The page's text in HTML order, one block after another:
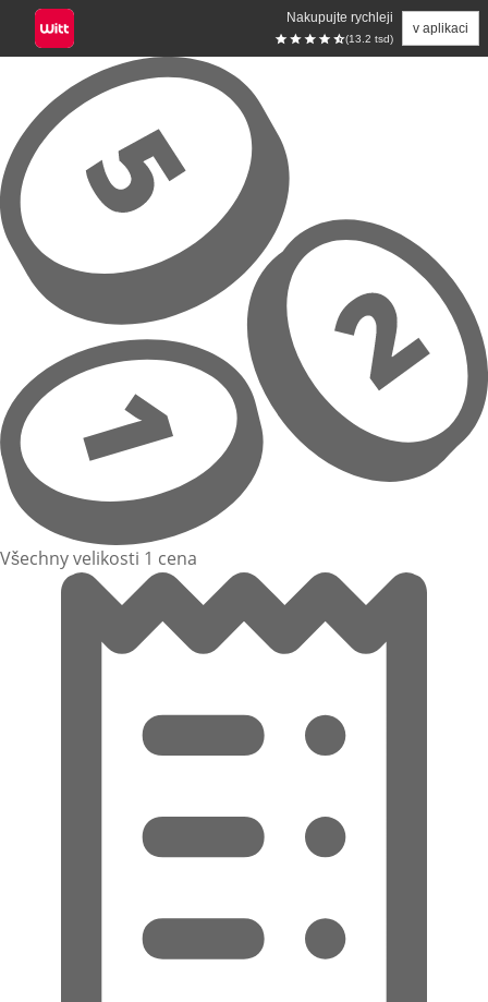
Nakupujte rychleji
(13.2 tsd)
v aplikaci
Přeskočit na hlavní obsah
Všechny velikosti 1 cena